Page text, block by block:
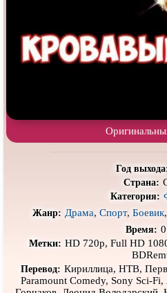
Про зомби
Про корабли и подводные
во времени
Про супергероев
Про танцы
Год
Страна:
Категория:
Жанр: Драма, Спорт, Боевик,
Время:
Метки: HD 720p, Full HD
Перевод: Кириллица, НТВ,
Paramount Comedy, Sony Sci-